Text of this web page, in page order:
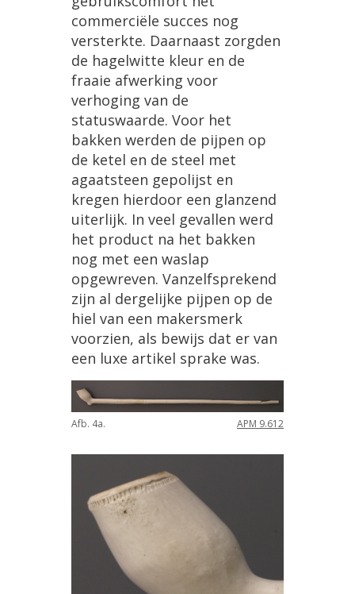
commerciële succes nog
versterkte. Daarnaast zorgden
de hagelwitte kleur en de
fraaie afwerking voor
verhoging van de
statuswaarde. Voor het
bakken werden de pijpen op
de ketel en de steel met
agaatsteen gepolijst en
kregen hierdoor een glanzend
uiterlijk. In veel gevallen werd
het product na het bakken
nog met een waslap
opgewreven. Vanzelfsprekend
zijn al dergelijke pijpen op de
hiel van een makersmerk
voorzien, als bewijs dat er van
een luxe artikel sprake was.
Afb. 4a. APM 9.612